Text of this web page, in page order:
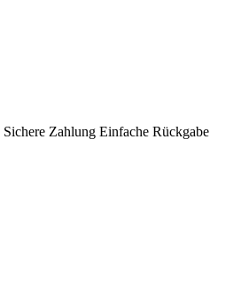
Sichere Zahlung Einfache Rückgabe